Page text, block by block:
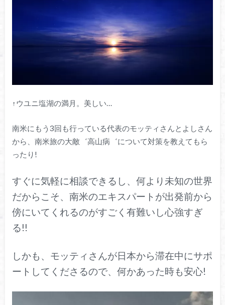
↑ウユニ塩湖の満月。美しい…
南米にもう3回も行っている代表のモッティさんとよしさん
から、南米旅の大敵゛高山病゛について対策を教えてもら
ったり!
すぐに気軽に相談できるし、何より未知の世界
だからこそ、南米のエキスパートが出発前から
傍にいてくれるのがすごく有難いし心強すぎ
る!!
しかも、モッティさんが日本から滞在中にサポ
ートしてくださるので、何かあった時も安心!